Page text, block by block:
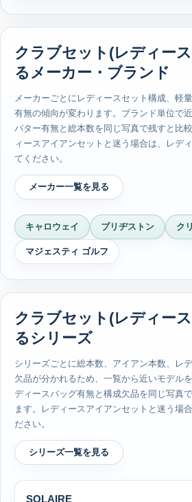
クラブセット(レディー
るメーカー・ブランド
メーカーごとにレディースセット構成、軽
有無の傾向が変わります。ブランド単位で
パター有無と総本数を同じ写真で残すと比
ィースアイアンセットと迷う場合は、レデ
てください。
メーカー一覧を見る
キャロウェイ ブリヂストン ク
マジェスティ ゴルフ
クラブセット(レディー
るシリーズ
シリーズごとに総本数、アイアン本数、レ
欠品が分かれるため、一覧から近いモデル
ディースバッグ有無と構成欠品を同じ写真
ます。レディースアイアンセットと迷う場
ださい。
シリーズ一覧を見る
SOLAIRE